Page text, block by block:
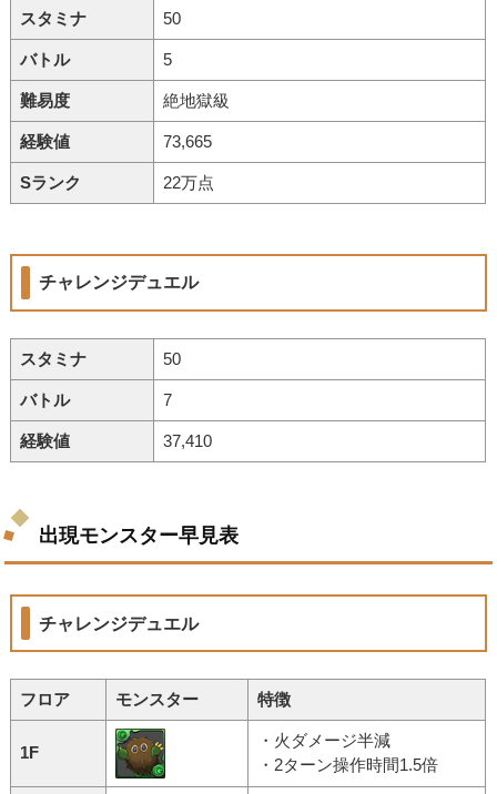
スタミナ 50
バトル 5
難易度 絶地獄級
経験値 73,665
Sランク 22万点
チャレンジデュエル
スタミナ 50
バトル 7
経験値 37,410
出現モンスター早見表
チャレンジデュエル
フロア モンスター 特徴
1F
・火ダメージ半減
・2ターン操作時間1.5倍